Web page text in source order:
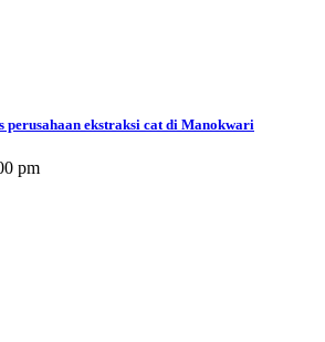
perusahaan ekstraksi cat di Manokwari
pm